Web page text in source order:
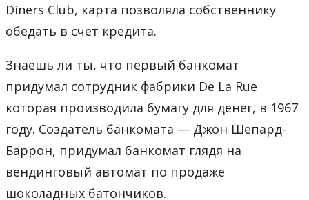
Diners Club, карта позволяла собственнику
обедать в счет кредита.
Знаешь ли ты, что первый банкомат
придумал сотрудник фабрики De La Rue
которая производила бумагу для денег, в 1967
году. Создатель банкомата — Джон Шепард-
Баррон, придумал банкомат глядя на
вендинговый автомат по продаже
шоколадных батончиков.